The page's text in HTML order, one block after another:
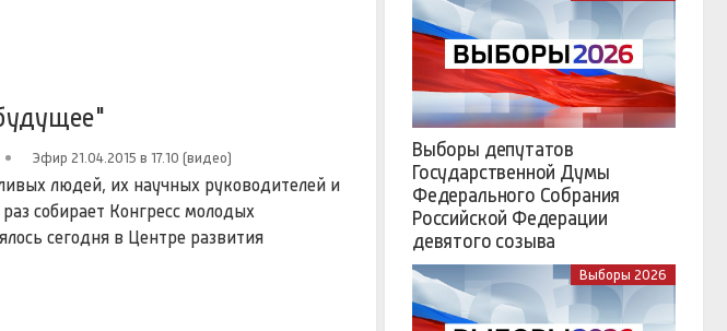
Эфир 21.04.2015 в 17.10 (видео)
людей, их научных руководителей и
собирает Конгресс молодых
сегодня в Центре развития
Выборы депутатов
Государственной Думы
Федерального Собрания
Российской Федерации
девятого созыва
Выборы 2026